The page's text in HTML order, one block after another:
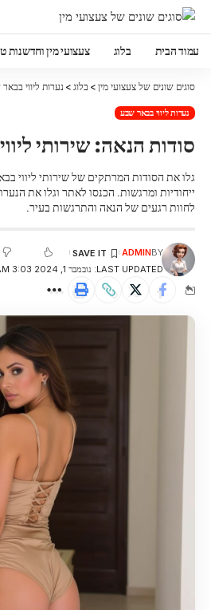
עמוד הבית בלוג צעצועי מין וחדשנות
סוגים שונים של צעצועי מין > בלוג > נערות ליווי
נערות ליווי בבאר שבע
סודות הנאה: שירותי
גלו את הסודות המרתקים של שירותי ליווי
ייחודיות ומרגשות. הכנסו לאתר וגלו את
לחוות רגעים של הנאה והתרגשות בעיר.
LAST UPDATED: נובמבר 1, 2024 3:03 AM
BY
ADMIN